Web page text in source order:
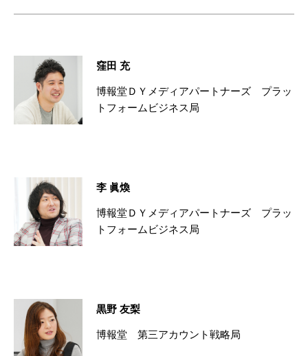
窪田 充
博報堂ＤＹメディアパートナーズ プラッ
トフォームビジネス局
李 眞煥
博報堂ＤＹメディアパートナーズ プラッ
トフォームビジネス局
黒野 友梨
博報堂 第三アカウント戦略局